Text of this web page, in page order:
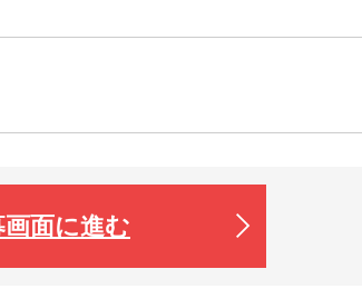
画面に進む